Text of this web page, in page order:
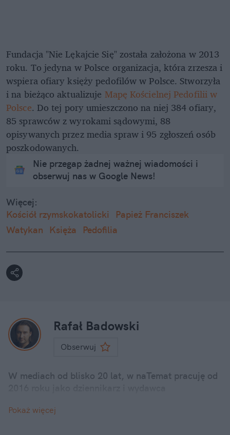
Fundacja "Nie Lękajcie Się" została założona w 2013
roku. To jedyna w Polsce organizacja, która zrzesza i
wspiera ofiary księży pedofilów w Polsce. Stworzyła
i na bieżąco aktualizuje Mapę Kościelnej Pedofilii w
Polsce. Do tej pory umieszczono na niej 384 ofiary,
85 sprawców z wyrokami sądowymi, 88
opisywanych przez media spraw i 95 zgłoszeń osób
poszkodowanych.
Nie przegap żadnej ważnej wiadomości i
obserwuj nas w Google News!
Więcej:
Kościół rzymskokatolicki
Papież Franciszek
Watykan
Księża Pedofilia
Rafał Badowski
Obserwuj
W mediach od blisko 20 lat, w naTemat pracuję od
Pokaż więcej